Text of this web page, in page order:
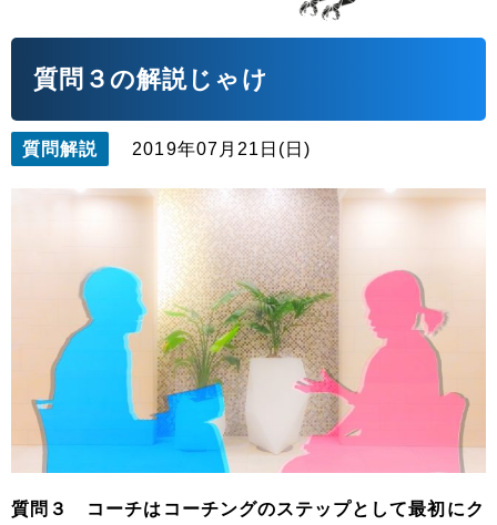
質問３の解説じゃけ
質問解説 2019年07月21日(日)
質問３ コーチはコーチングのステップとして最初にク